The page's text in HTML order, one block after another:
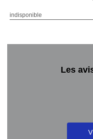
indisponible
Les